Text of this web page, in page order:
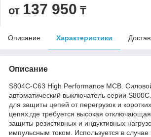
от 137 950 ₸
Описание Характеристики
Описание
S804C-C63 High Performance MCB.
автоматический выключатель серии
для защиты цепей от перегрузок и
цепях,где требуется высокая
защиты резистивных и индуктивных
импульсным током. Используется в